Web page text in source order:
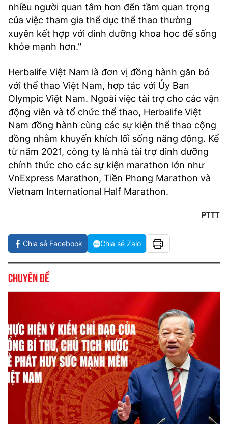
nhiều người quan tâm hơn đến tầm quan trọng
của việc tham gia thể dục thể thao thường
xuyên kết hợp với dinh dưỡng khoa học để sống
khỏe mạnh hơn."
Herbalife Việt Nam là đơn vị đồng hành gắn bó
với thể thao Việt Nam, hợp tác với Ủy Ban
Olympic Việt Nam. Ngoài việc tài trợ cho các vận
động viên và tổ chức thể thao, Herbalife Việt
Nam đồng hành cùng các sự kiện thể thao cộng
đồng nhằm khuyến khích lối sống năng động. Kể
từ năm 2021, công ty là nhà tài trợ dinh dưỡng
chính thức cho các sự kiện marathon lớn như
VnExpress Marathon, Tiền Phong Marathon và
Vietnam International Half Marathon.
PTTT
Chia sẻ Facebook Chia sẻ Zalo
Chuyên đề